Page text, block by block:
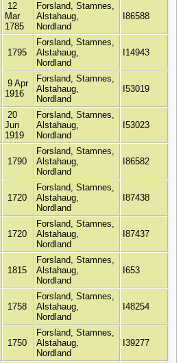
12
Mar
1785
Forsland, Stamnes,
Alstahaug,
Nordland
I86588
1795
Forsland, Stamnes,
Alstahaug,
Nordland
I14943
9 Apr
1916
Forsland, Stamnes,
Alstahaug,
Nordland
I53019
20
Jun
1919
Forsland, Stamnes,
Alstahaug,
Nordland
I53023
1790
Forsland, Stamnes,
Alstahaug,
Nordland
I86582
1720
Forsland, Stamnes,
Alstahaug,
Nordland
I87438
1720
Forsland, Stamnes,
Alstahaug,
Nordland
I87437
1815
Forsland, Stamnes,
Alstahaug,
Nordland
I653
1758
Forsland, Stamnes,
Alstahaug,
Nordland
I48254
1750
Forsland, Stamnes,
Alstahaug,
Nordland
I39277